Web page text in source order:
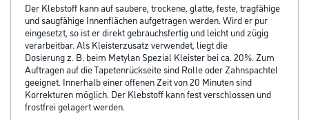
Der Klebstoff kann auf saubere, trockene, glatte, feste, tragfähige
und saugfähige Innenflächen aufgetragen werden. Wird er pur
eingesetzt, so ist er direkt gebrauchsfertig und leicht und zügig
verarbeitbar. Als Kleisterzusatz verwendet, liegt die
Dosierung z. B. beim Metylan Spezial Kleister bei ca. 20%. Zum
Auftragen auf die Tapetenrückseite sind Rolle oder Zahnspachtel
geeignet. Innerhalb einer offenen Zeit von 20 Minuten sind
Korrekturen möglich. Der Klebstoff kann fest verschlossen und
frostfrei gelagert werden.